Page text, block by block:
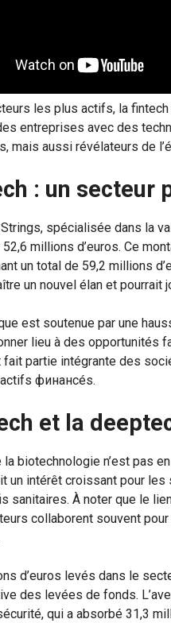
les plus actifs, la
entreprises avec des
mais aussi révélateurs de
: un secteur
spécialisée dans la
millions d’euros. Ce
un total de 59,2 millions
un nouvel élan et pourrait
est soutenue par une
lieu à des opportunités
fait partie intégrante des
финансés.
et la
la biotechnologie n’est pas
un intérêt croissant pour
sanitaires. À noter que le
collaborent souvent
d’euros levés dans le
des levées de fonds.
qui a absorbé 31,3